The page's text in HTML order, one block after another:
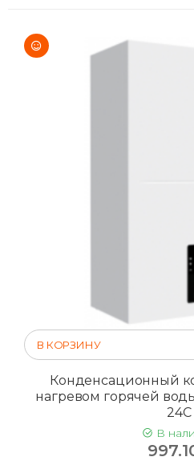
В КОРЗИНУ
Конденсационный
нагревом горячей
24C
В